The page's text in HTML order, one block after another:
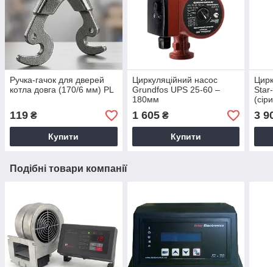
Ручка-гачок для дверей
котла довга (170/6 мм) PL
119 ₴
Купити
Циркуляційний насос
Grundfos UPS 25-60 –
180мм
1 605₴
Купити
3
Подібні товари компанії